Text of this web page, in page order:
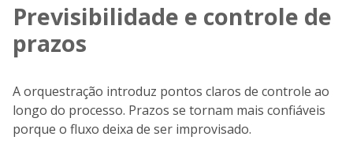
Previsibilidade e controle de
prazos
A orquestração introduz pontos claros de controle ao
longo do processo. Prazos se tornam mais confiáveis
porque o fluxo deixa de ser improvisado.